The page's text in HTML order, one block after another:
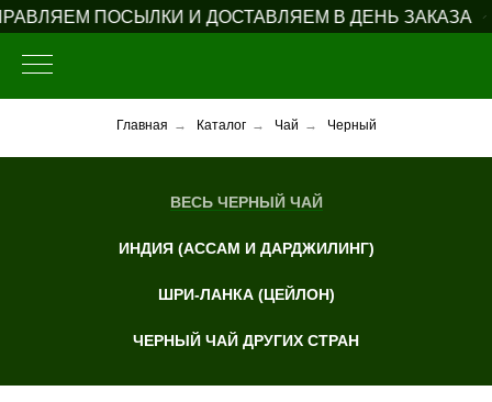
ПОСЫЛКИ И ДОСТАВЛЯЕМ В ДЕНЬ ЗАКАЗА
Главная → Каталог → Чай → Черный
ВЕСЬ ЧЕРНЫЙ ЧАЙ
ИНДИЯ (АССАМ И ДАРДЖИЛИНГ)
ШРИ-ЛАНКА (ЦЕЙЛОН)
ЧЕРНЫЙ ЧАЙ ДРУГИХ СТРАН